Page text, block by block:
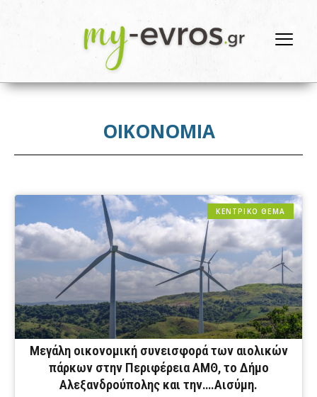
ΟΙΚΟΝΟΜΙΑ
ΚΕΝΤΡΙΚΟ ΘΕΜΑ
Μεγάλη οικονομική συνεισφορά των αιολικών
πάρκων στην Περιφέρεια ΑΜΘ, το Δήμο
Αλεξανδρούπολης και την….Αισύμη.